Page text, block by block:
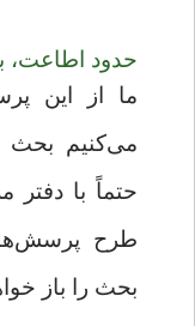
حدود اطاعت،
ما از این
می‌کنیم بحث
حتماً با دفتر
طرح
بحث را باز